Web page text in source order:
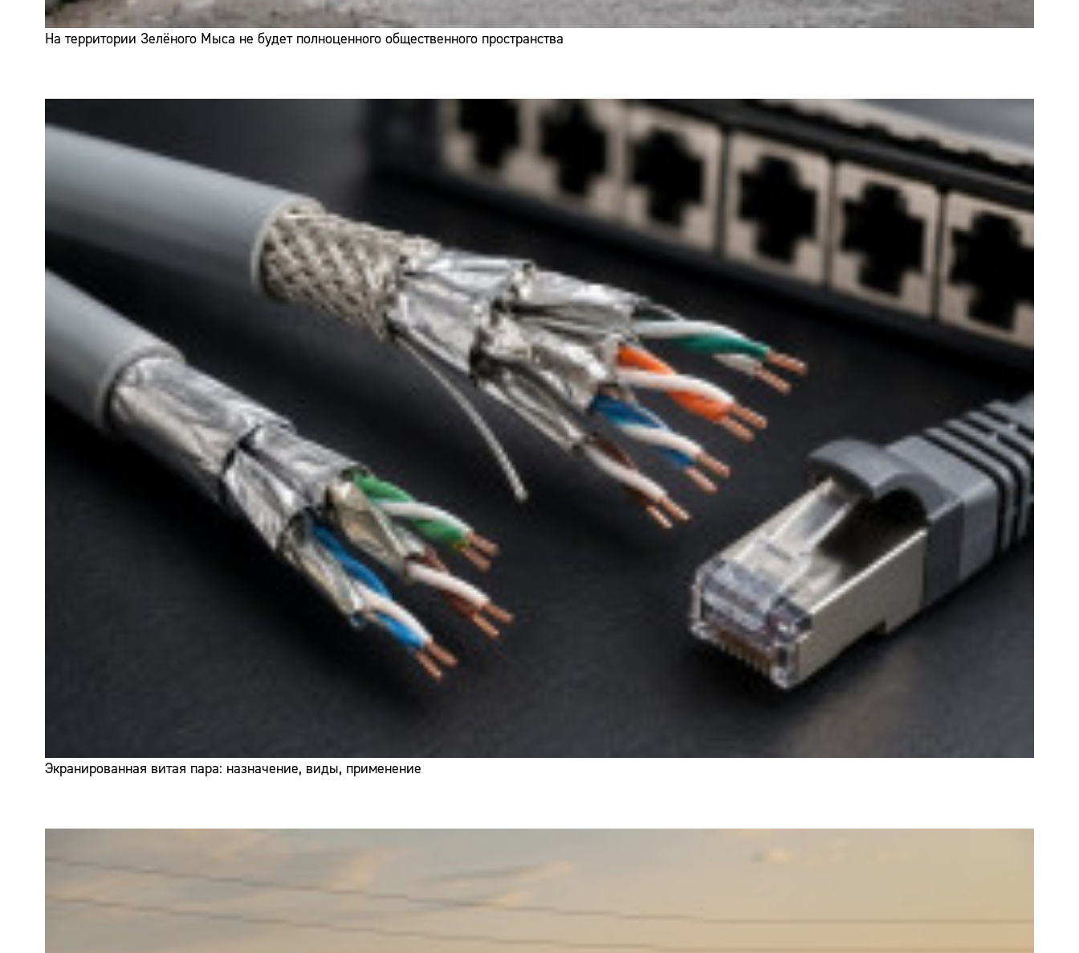
На территории Зелёного Мыса не будет полноценного общественного пространства
Экранированная витая пара: назначение, виды, применение